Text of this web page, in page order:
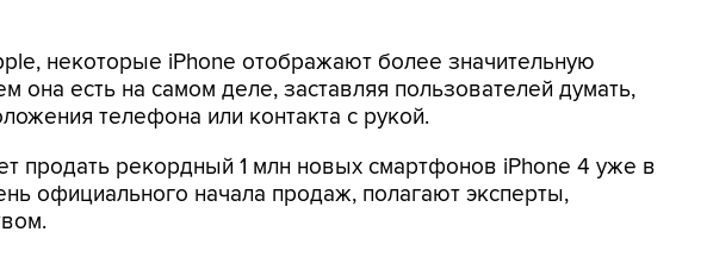
некоторые iPhone отображают более значительную
она есть на самом деле, заставляя пользователей думать,
телефона или контакта с рукой.
продать рекордный 1 млн новых смартфонов iPhone 4 уже в
официального начала продаж, полагают эксперты,